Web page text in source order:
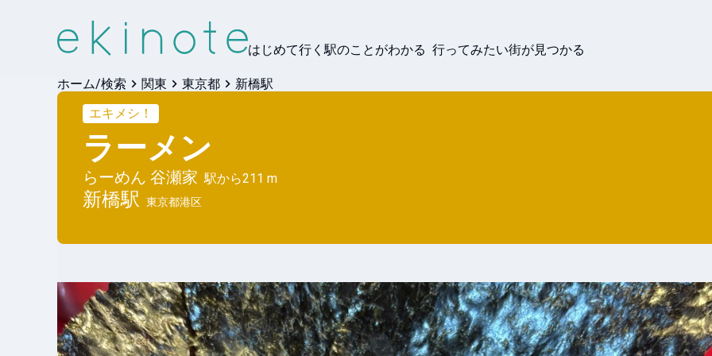
はじめて行く駅のことがわかる 行ってみたい街が見つかる
ホーム/検索 関東 東京都
新橋駅
エキメシ！
ラーメン
らーめん 谷瀬家 駅から211 m
新橋駅 東京都港区